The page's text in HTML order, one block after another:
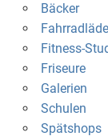
Bäcker
Fitness-
Friseure
Galerien
Schulen
Spätshops